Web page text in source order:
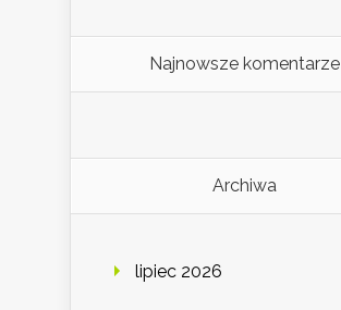
Najnowsze komentarze
Archiwa
lipiec 2026